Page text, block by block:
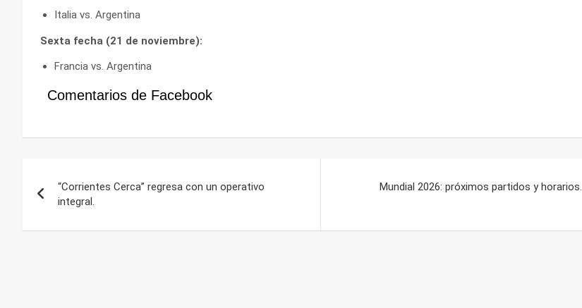
Italia vs. Argentina
Sexta fecha (21 de noviembre):
Francia vs. Argentina
Comentarios de Facebook
de
entradas
“Corrientes Cerca” regresa con un operativo
integral.
Mundial 2026: próximos partidos y horarios.